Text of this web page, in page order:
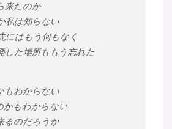
来たのか
私は知らない
はもう何もなく
た場所ももう忘れた
もわからない
もわからない
るのだろうか